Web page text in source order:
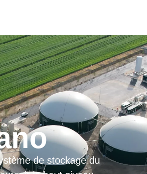
de gaz très performant en